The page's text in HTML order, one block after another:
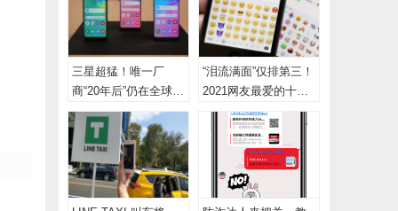
三星超猛！唯一厂
商“20年后”仍在全球手
机榜前五名
“泪流满面”仅排第三！
2021网友最爱的十大
Emoji 表情符号榜单揭
晓